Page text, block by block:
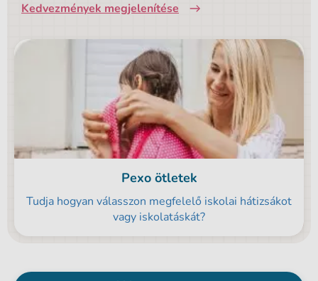
Kedvezmények megjelenítése
Pexo ötletek
Tudja hogyan válasszon megfelelő iskolai hátizsákot
vagy iskolatáskát?